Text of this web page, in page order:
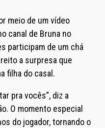
meio de um vídeo
canal de Bruna no
participam de um chá
a surpresa que
filha do casal.
pra vocês”, diz a
O momento especial
do jogador, tornando o